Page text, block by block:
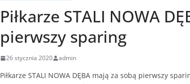
Piłkarze STALI NOWA
pierwszy sparing
26 stycznia 2020 admin
Piłkarze STALI NOWA DĘBA mają za sobą pierwszy